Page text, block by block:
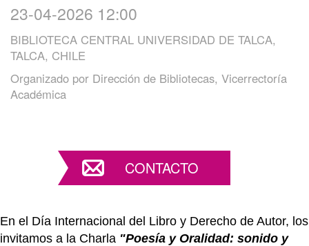
23-04-2026 12:00
BIBLIOTECA CENTRAL UNIVERSIDAD DE TALCA,
TALCA, CHILE
Organizado por Dirección de Bibliotecas, Vicerrectoría
Académica
CONTACTO
En el Día Internacional del Libro y Derecho de Autor, los
invitamos a la Charla "Poesía y Oralidad: sonido y